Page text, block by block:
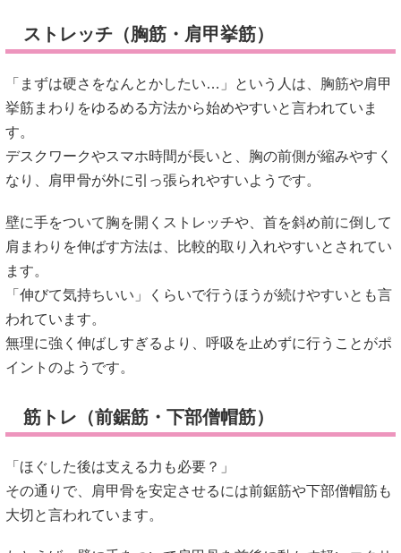
ストレッチ（胸筋・肩甲挙筋）
「まずは硬さをなんとかしたい…」という人は、胸筋や肩甲
挙筋まわりをゆるめる方法から始めやすいと言われていま
す。
デスクワークやスマホ時間が長いと、胸の前側が縮みやすく
なり、肩甲骨が外に引っ張られやすいようです。
壁に手をついて胸を開くストレッチや、首を斜め前に倒して
肩まわりを伸ばす方法は、比較的取り入れやすいとされてい
ます。
「伸びて気持ちいい」くらいで行うほうが続けやすいとも言
われています。
無理に強く伸ばしすぎるより、呼吸を止めずに行うことがポ
イントのようです。
筋トレ（前鋸筋・下部僧帽筋）
「ほぐした後は支える力も必要？」
その通りで、肩甲骨を安定させるには前鋸筋や下部僧帽筋も
大切と言われています。